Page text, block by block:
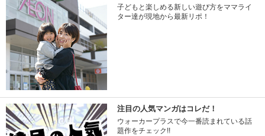
子どもと楽しめる新しい遊び方をママライ
ター達が現地から最新リポ！
注目の人気マンガはコレだ！
ウォーカープラスで今一番読まれている話
題作をチェック!!